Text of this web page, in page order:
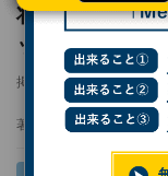
将来宇宙輸送
ット試験に向
掲載日 2025/05/28
著者： 庄司亮一